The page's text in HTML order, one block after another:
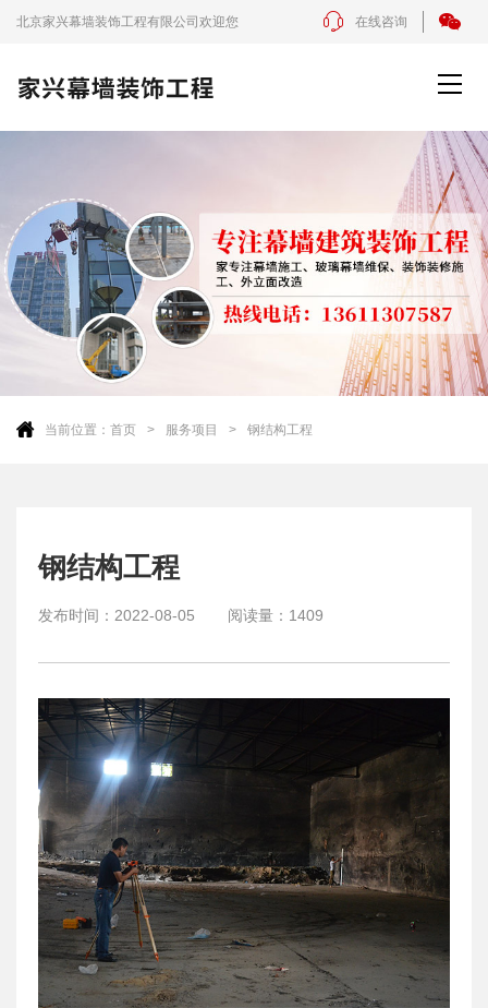
北京家兴幕墙装饰工程有限公司欢迎您 在线咨询
当前位置： 首页 服务项目 钢结构工程
钢结构工程
发布时间： 2022-08-05 阅读量： 1409